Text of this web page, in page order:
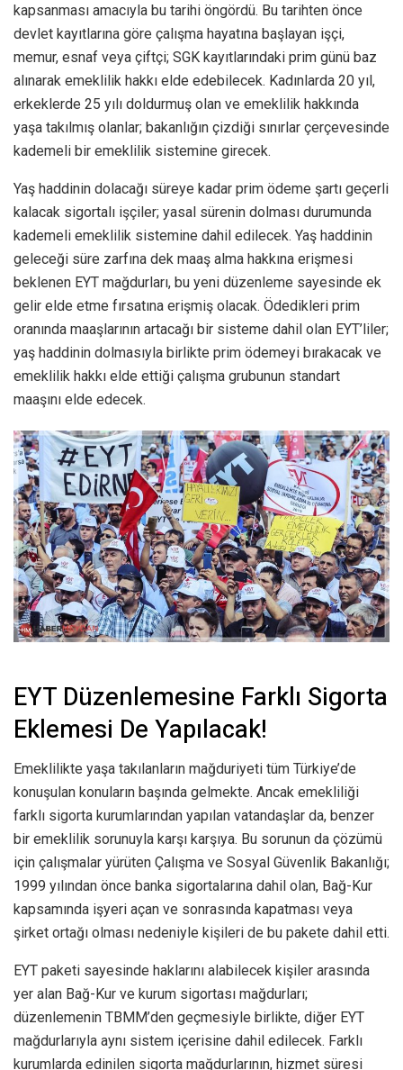
kapsanması amacıyla bu tarihi öngördü. Bu tarihten önce
devlet kayıtlarına göre çalışma hayatına başlayan işçi,
memur, esnaf veya çiftçi; SGK kayıtlarındaki prim günü baz
alınarak emeklilik hakkı elde edebilecek. Kadınlarda 20 yıl,
erkeklerde 25 yılı doldurmuş olan ve emeklilik hakkında
yaşa takılmış olanlar; bakanlığın çizdiği sınırlar çerçevesinde
kademeli bir emeklilik sistemine girecek.
Yaş haddinin dolacağı süreye kadar prim ödeme şartı geçerli
kalacak sigortalı işçiler; yasal sürenin dolması durumunda
kademeli emeklilik sistemine dahil edilecek. Yaş haddinin
geleceği süre zarfına dek maaş alma hakkına erişmesi
beklenen EYT mağdurları, bu yeni düzenleme sayesinde ek
gelir elde etme fırsatına erişmiş olacak. Ödedikleri prim
oranında maaşlarının artacağı bir sisteme dahil olan EYT’liler;
yaş haddinin dolmasıyla birlikte prim ödemeyi bırakacak ve
emeklilik hakkı elde ettiği çalışma grubunun standart
maaşını elde edecek.
EYT Düzenlemesine Farklı Sigorta
Eklemesi De Yapılacak!
Emeklilikte yaşa takılanların mağduriyeti tüm Türkiye’de
konuşulan konuların başında gelmekte. Ancak emekliliği
farklı sigorta kurumlarından yapılan vatandaşlar da, benzer
bir emeklilik sorunuyla karşı karşıya. Bu sorunun da çözümü
için çalışmalar yürüten Çalışma ve Sosyal Güvenlik Bakanlığı;
1999 yılından önce banka sigortalarına dahil olan, Bağ-Kur
kapsamında işyeri açan ve sonrasında kapatması veya
şirket ortağı olması nedeniyle kişileri de bu pakete dahil etti.
EYT paketi sayesinde haklarını alabilecek kişiler arasında
yer alan Bağ-Kur ve kurum sigortası mağdurları;
düzenlemenin TBMM’den geçmesiyle birlikte, diğer EYT
mağdurlarıyla aynı sistem içerisine dahil edilecek. Farklı
kurumlarda edinilen sigorta mağdurlarının, hizmet süresi